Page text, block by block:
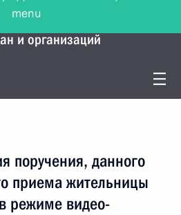
по работе с
и организаций
поручения, данного
приема жительницы
режиме видео-
menu